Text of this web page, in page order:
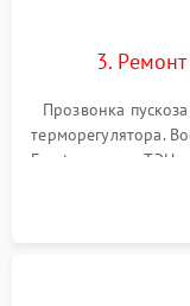
3.
Прозвонка
терморегулятора.
Frost, включая ТЭН
платы